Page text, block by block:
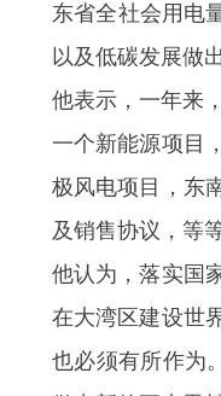
东省全社会用电
以及低碳发展做
他表示，一年来
一个新能源项目
极风电项目，东
及销售协议，等
他认为，落实国
在大湾区建设世
也必须有所作为